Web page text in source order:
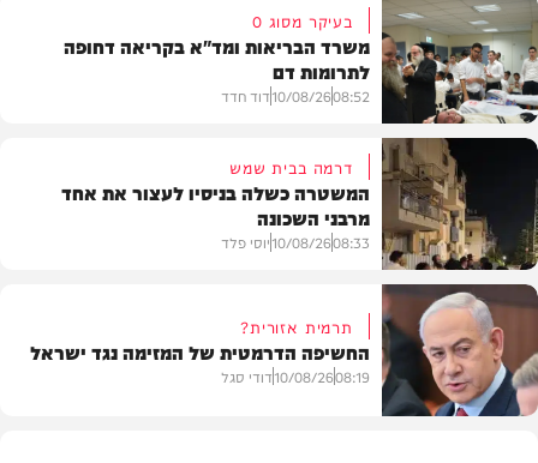
חדשות
בעיקר מסוג O
משרד הבריאות ומד"א בקריאה דחופה
לתרומות דם
08:52
10/08/26דוד חדד
חרדים
דרמה בבית שמש
המשטרה כשלה בניסיו לעצור את אחד
מרבני השכונה
08:33
10/08/26יוסי פלד
תרמית אזורית?
החשיפה הדרמטית של המזימה נגד ישראל
08:19
10/08/26דודי סגל